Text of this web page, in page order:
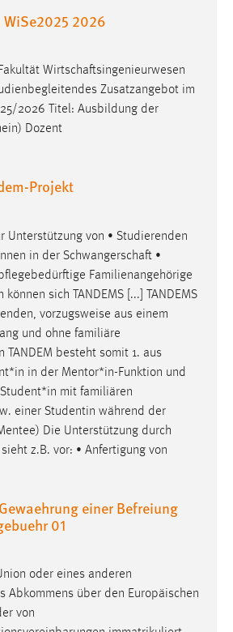
WiSe2025 2026
Wirtschaftsingenieurwesen
Zusatzangebot im
2026 Titel: Ausbildung der
Dozent
Projekt
Unterstützung von • Studierenden
in der Schwangerschaft •
Familienangehörige
sich TANDEMS [...] TANDEMS
vorzugsweise aus einem
und ohne familiäre
TANDEM besteht somit 1. aus
in der Mentor*in-Funktion und
mit familiären
einer Studentin während der
Die Unterstützung durch
z.B. vor: • Anfertigung von
einer Befreiung
01
oder eines anderen
Abkommens über den Europäischen
von